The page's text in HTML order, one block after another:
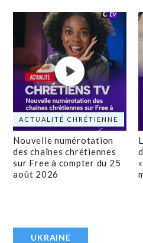
ACTUALITÉ CHRÉTIENNE
Nouvelle numérotation
des chaînes chrétiennes
sur Free à compter du 25
août 2026
UKRAINE